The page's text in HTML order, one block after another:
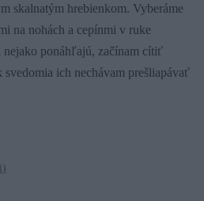
skalnatým hrebienkom. Vyberáme
na nohách a cepínmi v ruke
nejako ponáhľajú, začínam cítiť
svedomia ich nechávam prešliapávať
)